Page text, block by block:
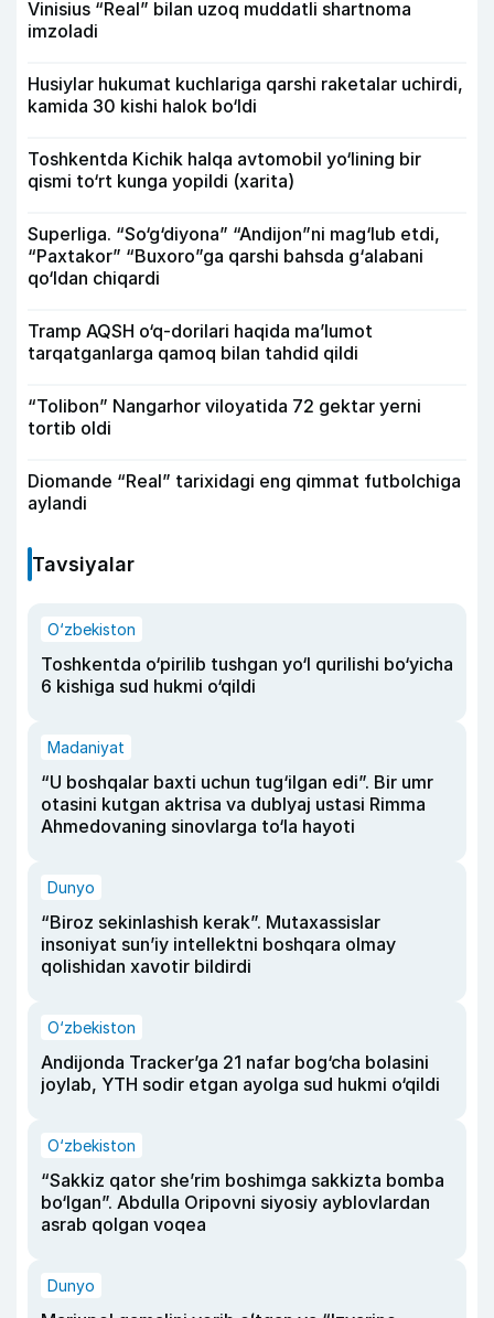
Vinisius “Real” bilan uzoq muddatli shartnoma
imzoladi
Husiylar hukumat kuchlariga qarshi raketalar uchirdi,
kamida 30 kishi halok bo‘ldi
Toshkentda Kichik halqa avtomobil yo‘lining bir
qismi to‘rt kunga yopildi (xarita)
Superliga. “So‘g‘diyona” “Andijon”ni mag‘lub etdi,
“Paxtakor” “Buxoro”ga qarshi bahsda g‘alabani
qo‘ldan chiqardi
Tramp AQSH o‘q-dorilari haqida ma’lumot
tarqatganlarga qamoq bilan tahdid qildi
“Tolibon” Nangarhor viloyatida 72 gektar yerni
tortib oldi
Diomande “Real” tarixidagi eng qimmat futbolchiga
aylandi
Tavsiyalar
O‘zbekiston
Toshkentda o‘pirilib tushgan yo‘l qurilishi bo‘yicha
6 kishiga sud hukmi o‘qildi
Madaniyat
“U boshqalar baxti uchun tug‘ilgan edi”. Bir umr
otasini kutgan aktrisa va dublyaj ustasi Rimma
Ahmedovaning sinovlarga to‘la hayoti
Dunyo
“Biroz sekinlashish kerak”. Mutaxassislar
insoniyat sun’iy intellektni boshqara olmay
qolishidan xavotir bildirdi
O‘zbekiston
Andijonda Tracker’ga 21 nafar bog‘cha bolasini
joylab, YTH sodir etgan ayolga sud hukmi o‘qildi
O‘zbekiston
“Sakkiz qator she’rim boshimga sakkizta bomba
bo‘lgan”. Abdulla Oripovni siyosiy ayblovlardan
asrab qolgan voqea
Dunyo